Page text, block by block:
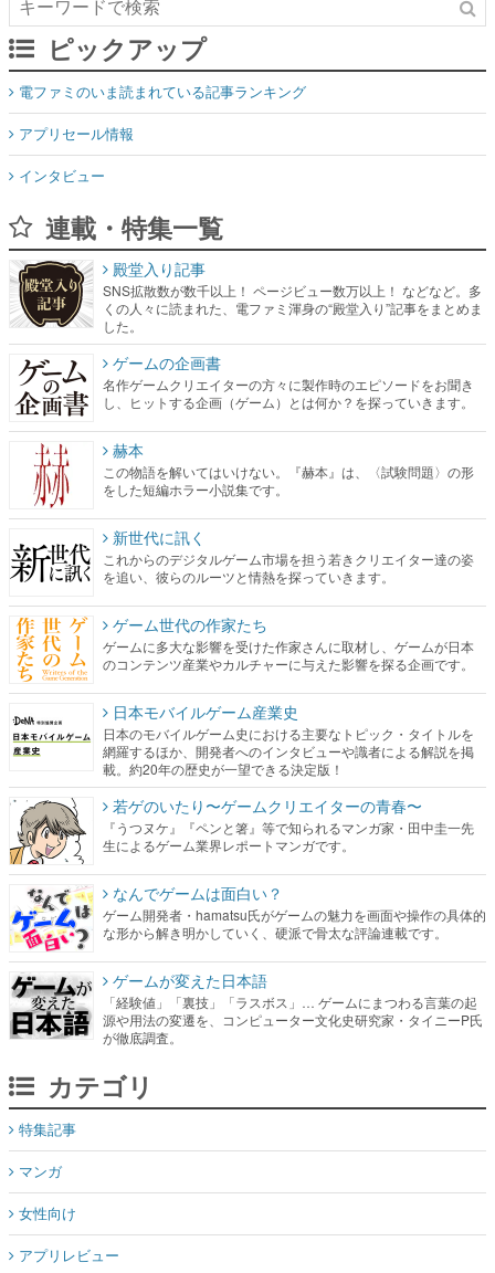
ピックアップ
電ファミのいま読まれている記事ランキング
アプリセール情報
インタビュー
連載・特集一覧
殿堂入り記事
SNS拡散数が数千以上！ ページビュー数万以上！ などなど。多
くの人々に読まれた、電ファミ渾身の“殿堂入り”記事をまとめま
した。
ゲームの企画書
名作ゲームクリエイターの方々に製作時のエピソードをお聞き
し、ヒットする企画（ゲーム）とは何か？を探っていきます。
赫本
この物語を解いてはいけない。『赫本』は、〈試験問題〉の形
をした短編ホラー小説集です。
新世代に訊く
これからのデジタルゲーム市場を担う若きクリエイター達の姿
を追い、彼らのルーツと情熱を探っていきます。
ゲーム世代の作家たち
ゲームに多大な影響を受けた作家さんに取材し、ゲームが日本
のコンテンツ産業やカルチャーに与えた影響を探る企画です。
日本モバイルゲーム産業史
日本のモバイルゲーム史における主要なトピック・タイトルを
網羅するほか、開発者へのインタビューや識者による解説を掲
載。約20年の歴史が一望できる決定版！
若ゲのいたり〜ゲームクリエイターの青春〜
『うつヌケ』『ペンと箸』等で知られるマンガ家・田中圭一先
生によるゲーム業界レポートマンガです。
なんでゲームは面白い？
ゲーム開発者・hamatsu氏がゲームの魅力を画面や操作の具体的
な形から解き明かしていく、硬派で骨太な評論連載です。
ゲームが変えた日本語
「経験値」「裏技」「ラスボス」… ゲームにまつわる言葉の起
源や用法の変遷を、コンピューター文化史研究家・タイニーP氏
が徹底調査。
カテゴリ
特集記事
マンガ
女性向け
アプリレビュー